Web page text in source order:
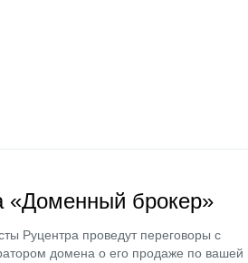
«Доменный брокер»
Руцентра проведут переговоры с
домена о его продаже по вашей